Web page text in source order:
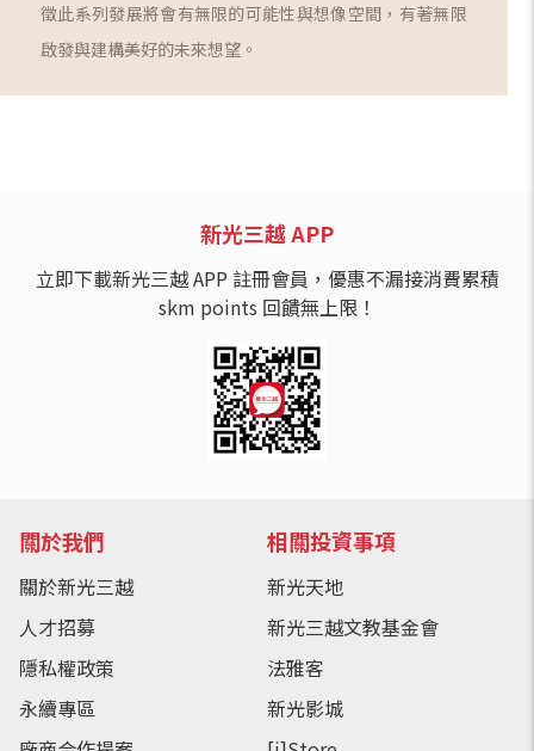
徵此系列發展將會有無限的可能性與想像空間，有著無限
啟發與建構美好的未來想望。
新光三越 APP
立即下載新光三越 APP 註冊會員，優惠不漏接消費累積
skm points 回饋無上限！
關於我們
關於新光三越
人才招募
隱私權政策
永續專區
相關投資事項
新光天地
新光三越文教基金會
法雅客
新光影城